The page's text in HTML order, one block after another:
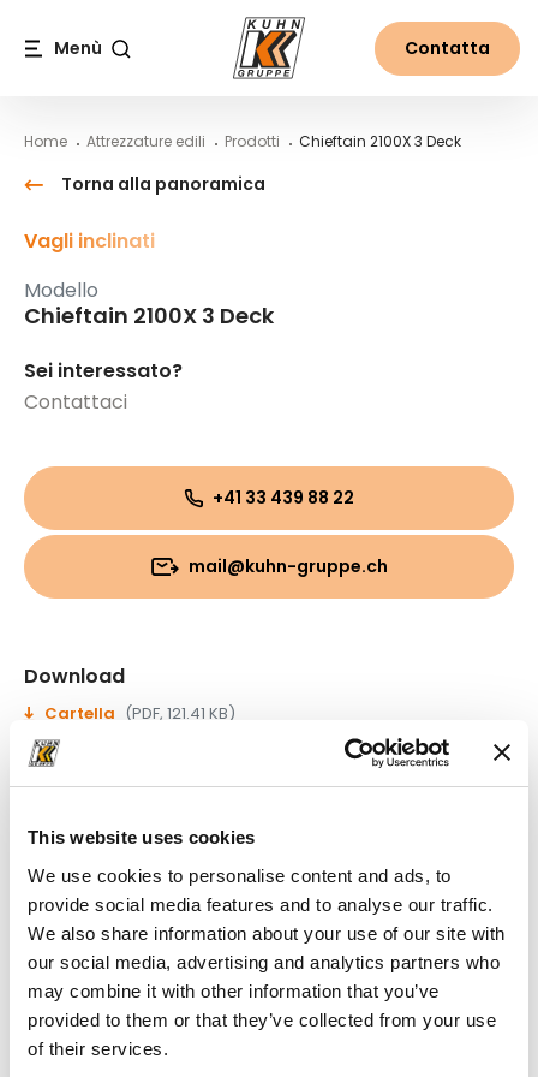
This website uses cookies
We use cookies to personalise content and ads, to
provide social media features and to analyse our traffic.
We also share information about your use of our site with
our social media, advertising and analytics partners who
may combine it with other information that you’ve
provided to them or that they’ve collected from your use
of their services.
Menù Contatta
Home Attrezzature edili Prodotti Chieftain 2100X 3 Deck
Torna alla panoramica
Vagli inclinati
Modello
Chieftain 2100X 3 Deck
Sei interessato?
Contattaci
+41 33 439 88 22
mail@kuhn-gruppe.ch
Download
Cartella (PDF, 121.41 KB)